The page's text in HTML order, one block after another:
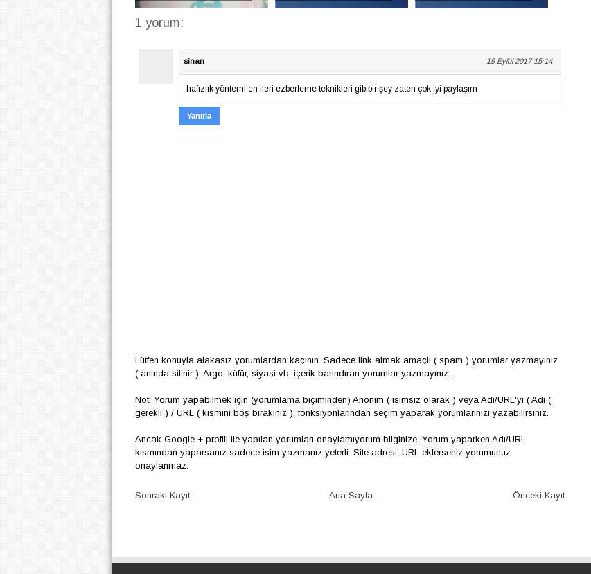
1 yorum:
sinan 19 Eylül 2017 15:14
hafızlık yöntemi en ileri ezberleme teknikleri gibibir şey zaten çok iyi paylaşım
Yanıtla
Lütfen konuyla alakasız yorumlardan kaçının. Sadece link almak amaçlı ( spam ) yorumlar yazmayınız.
( anında silinir ). Argo, küfür, siyasi vb. içerik barındıran yorumlar yazmayınız.
Not: Yorum yapabilmek için (yorumlama biçiminden) Anonim ( isimsiz olarak ) veya Adı/URL'yi ( Adı (
gerekli ) / URL ( kısmını boş bırakınız ), fonksiyonlarından seçim yaparak yorumlarınızı yazabilirsiniz.
Ancak Google + profili ile yapılan yorumları onaylamıyorum bilginize. Yorum yaparken Adı/URL
kısmından yaparsanız sadece isim yazmanız yeterli. Site adresi, URL eklerseniz yorumunuz
onaylanmaz.
Sonraki Kayıt Önceki Kayıt
Ana Sayfa